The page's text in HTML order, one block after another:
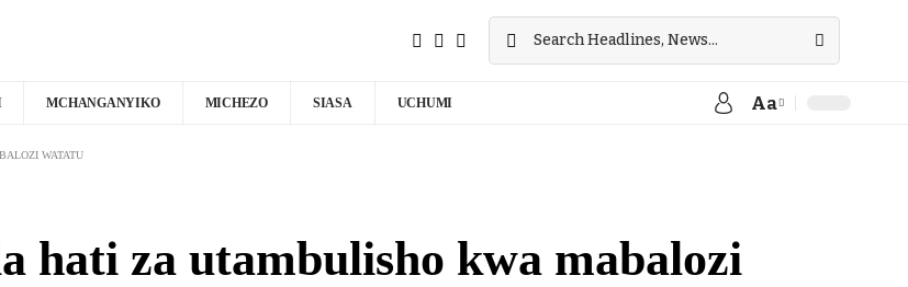
MCHANGANYIKO MICHEZO SIASA UCHUMI Aa
WATATU
hati za utambulisho kwa mabalozi